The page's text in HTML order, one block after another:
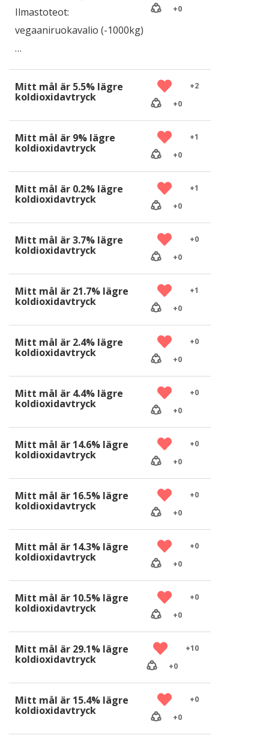
Ilmastoteot:
vegaaniruokavalio (-1000kg)
…
+0
Mitt mål är 5.5% lägre
koldioxidavtryck
+2
+0
Mitt mål är 9% lägre
koldioxidavtryck
+1
+0
Mitt mål är 0.2% lägre
koldioxidavtryck
+1
+0
Mitt mål är 3.7% lägre
koldioxidavtryck
+0
+0
Mitt mål är 21.7% lägre
koldioxidavtryck
+1
+0
Mitt mål är 2.4% lägre
koldioxidavtryck
+0
+0
Mitt mål är 4.4% lägre
koldioxidavtryck
+0
+0
Mitt mål är 14.6% lägre
koldioxidavtryck
+0
+0
Mitt mål är 16.5% lägre
koldioxidavtryck
+0
+0
Mitt mål är 14.3% lägre
koldioxidavtryck
+0
+0
Mitt mål är 10.5% lägre
koldioxidavtryck
+0
+0
Mitt mål är 29.1% lägre
koldioxidavtryck
+10
+0
Mitt mål är 15.4% lägre
koldioxidavtryck
+0
+0